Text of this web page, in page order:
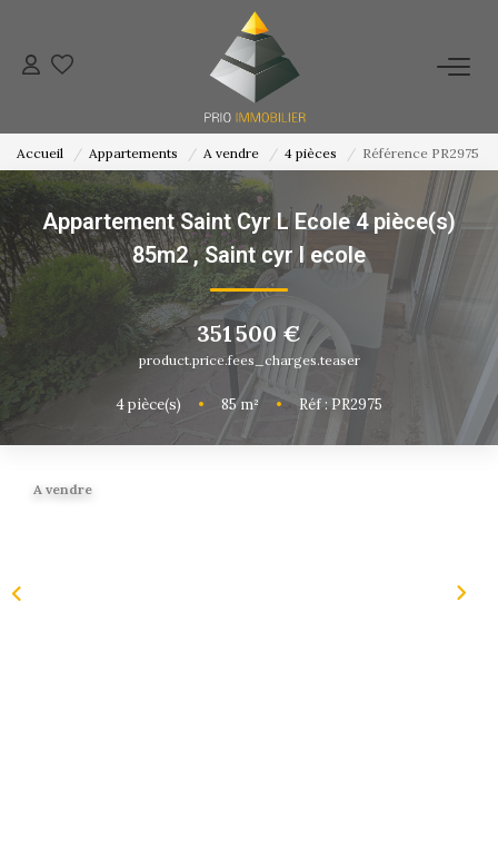
ACHETER
ESTIMATION
NOS ACTIONS COMMERCIALES
NOTRE AGENCE
CONTACT
Accueil Appartements A vendre 4 pièces Référence PR2975
Appartement Saint Cyr L Ecole 4 pièce(s)
85m2,Saint cyr l ecole
351 500 €
product.price.fees_charges.teaser
4pièce(s) • 85m² • Réf : PR2975
A vendre